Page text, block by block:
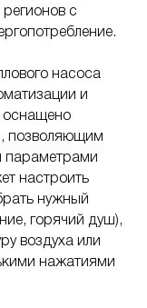
с
насоса
и
оснащено
позволяющим
параметрами
настроить
нужный
горячий душ),
воздуха или
нажатиями